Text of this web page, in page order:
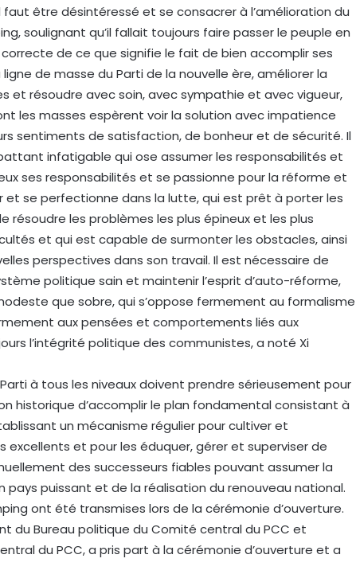
être désintéressé et se consacrer à l’amélioration du
soulignant qu’il fallait toujours faire passer le peuple en
de ce que signifie le fait de bien accomplir ses
de masse du Parti de la nouvelle ère, améliorer la
et résoudre avec soin, avec sympathie et avec vigueur,
les masses espèrent voir la solution avec impatience
sentiments de satisfaction, de bonheur et de sécurité. Il
infatigable qui ose assumer les responsabilités et
ses responsabilités et se passionne pour la réforme et
et se perfectionne dans la lutte, qui est prêt à porter les
résoudre les problèmes les plus épineux et les plus
et qui est capable de surmonter les obstacles, ainsi
perspectives dans son travail. Il est nécessaire de
politique sain et maintenir l’esprit d’auto-réforme,
que sobre, qui s’oppose fermement au formalisme
aux pensées et comportements liés aux
l’intégrité politique des communistes, a noté Xi
à tous les niveaux doivent prendre sérieusement pour
historique d’accomplir le plan fondamental consistant à
un mécanisme régulier pour cultiver et
et pour les éduquer, gérer et superviser de
des successeurs fiables pouvant assumer la
pays puissant et de la réalisation du renouveau national.
ont été transmises lors de la cérémonie d’ouverture.
du Bureau politique du Comité central du PCC et
du PCC, a pris part à la cérémonie d’ouverture et a